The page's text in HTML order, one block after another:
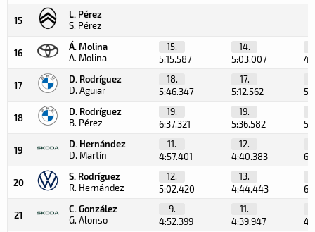
15
L. Pérez
S. Pérez
16
Á. Molina
A. Molina
15.
5:15.587
14.
5:03.007
17
D. Rodríguez
D. Aguiar
18.
5:46.347
17.
5:12.562
18
D. Rodríguez
B. Pérez
19.
6:37.321
19.
5:36.582
19
D. Hernández
D. Martín
11.
4:57.401
12.
4:40.383
20
S. Rodríguez
R. Hernández
12.
5:02.420
13.
4:44.443
21
C. González
G. Alonso
9.
4:52.399
11.
4:39.947